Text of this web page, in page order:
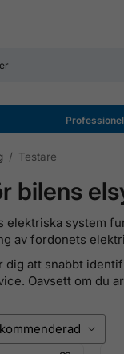
/ Testare
bilens
elektriska system
av fordonets
dig att snabbt
Oavsett om du